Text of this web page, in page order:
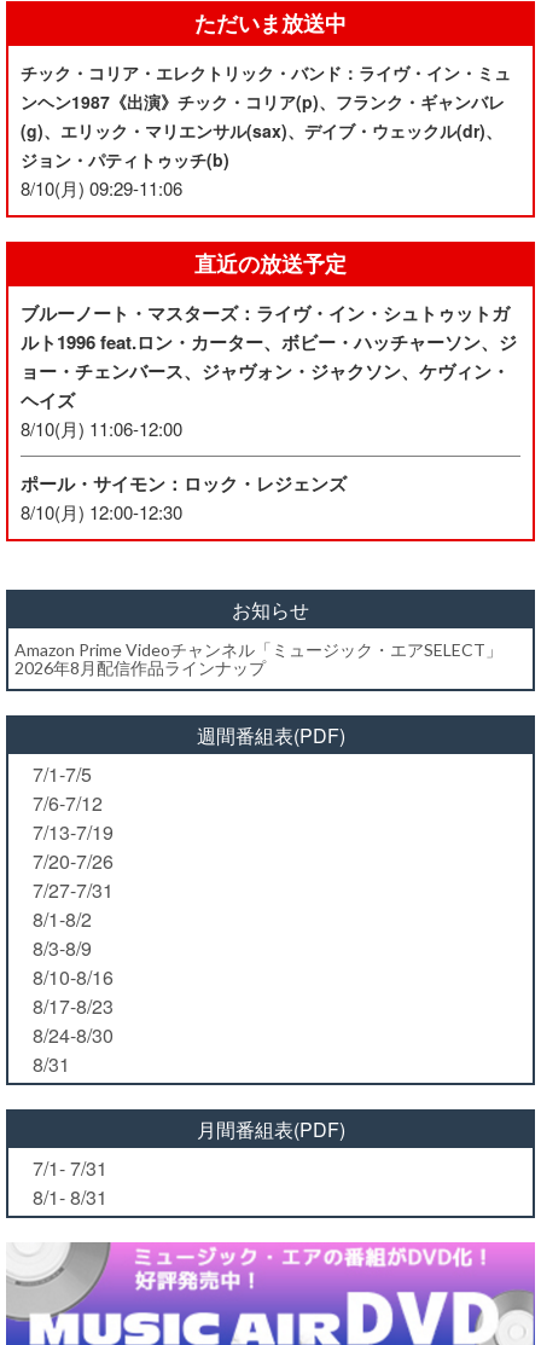
ただいま放送中
チック・コリア・エレクトリック・バンド：ライヴ・イン・ミュ
ンヘン1987《出演》チック・コリア(p)、フランク・ギャンバレ
(g)、エリック・マリエンサル(sax)、デイブ・ウェックル(dr)、
ジョン・パティトゥッチ(b)
8/10(月) 09:29-11:06
直近の放送予定
ブルーノート・マスターズ：ライヴ・イン・シュトゥットガ
ルト1996 feat.ロン・カーター、ボビー・ハッチャーソン、ジ
ョー・チェンバース、ジャヴォン・ジャクソン、ケヴィン・
ヘイズ
8/10(月) 11:06-12:00
ポール・サイモン：ロック・レジェンズ
8/10(月) 12:00-12:30
お知らせ
Amazon Prime Videoチャンネル「ミュージック・エアSELECT」
2026年8月配信作品ラインナップ
週間番組表(PDF)
7/1-7/5
7/6-7/12
7/13-7/19
7/20-7/26
7/27-7/31
8/1-8/2
8/3-8/9
8/10-8/16
8/17-8/23
8/24-8/30
8/31
月間番組表(PDF)
7/1- 7/31
8/1- 8/31